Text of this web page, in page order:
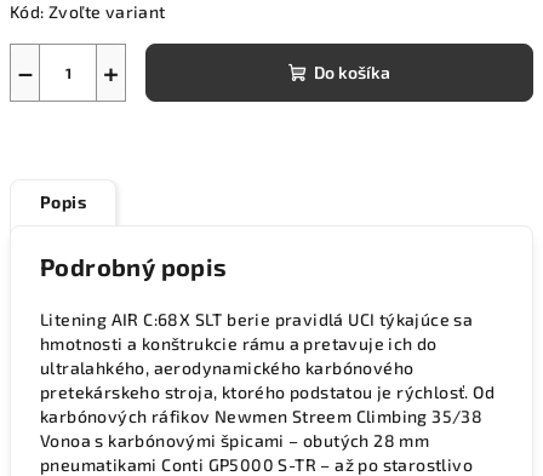
cena:
Kód: Zvoľte variant
+
− Do košíka
Popis
Podrobný popis
Litening AIR C:68X SLT berie pravidlá UCI týkajúce sa
hmotnosti a konštrukcie rámu a pretavuje ich do
ultralahkého, aerodynamického karbónového
pretekárskeho stroja, ktorého podstatou je rýchlosť. Od
karbónových ráfikov Newmen Streem Climbing 35/38
Vonoa s karbónovými špicami – obutých 28 mm
pneumatikami Conti GP5000 S-TR – až po starostlivo